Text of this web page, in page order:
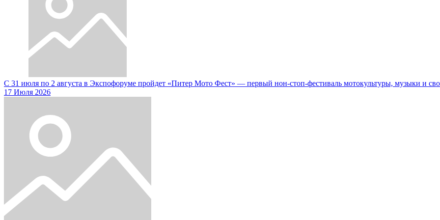
С 31 июля по 2 августа в Экспофоруме пройдет «Питер Мото Фест» — первый нон-стоп-фестиваль мотокультуры, музыки и
17 Июля 2026